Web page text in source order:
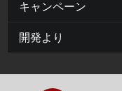
キャンペーン
開発より